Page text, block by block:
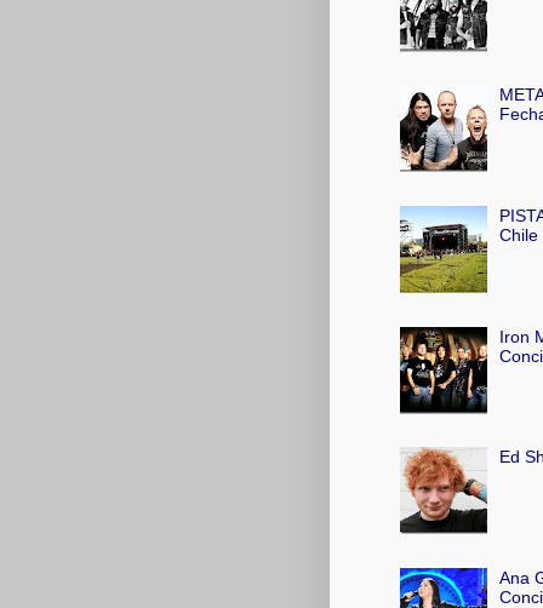
Chile
Iron
Ed
Ana